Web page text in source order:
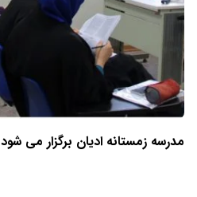
مدرسه زمستانه ادیان برگزار می شود